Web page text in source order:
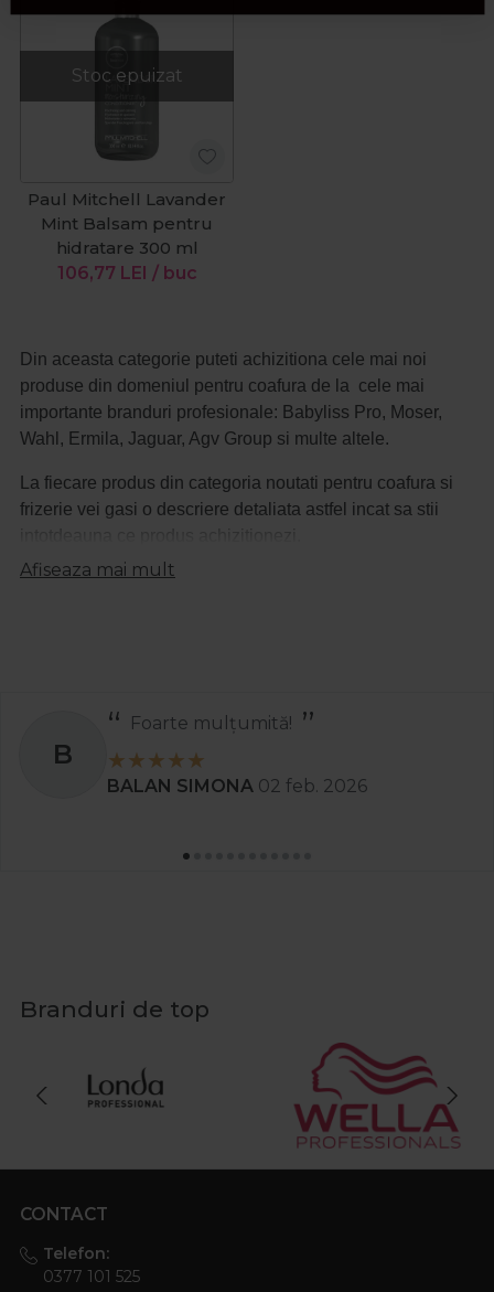
Stoc epuizat
Paul Mitchell Lavander
Mint Balsam pentru
hidratare 300 ml
106,77 LEI / buc
Din aceasta categorie puteti achizitiona cele mai noi
produse din domeniul pentru coafura de la cele mai
importante branduri profesionale: Babyliss Pro, Moser,
Wahl, Ermila, Jaguar, Agv Group si multe altele.
La fiecare produs din categoria noutati pentru coafura si
frizerie vei gasi o descriere detaliata astfel incat sa stii
Afiseaza mai mult
B
Foarte mulțumită!
BALAN SIMONA 02 feb. 2026
Branduri de top
CONTACT
Telefon:
0377 101 525